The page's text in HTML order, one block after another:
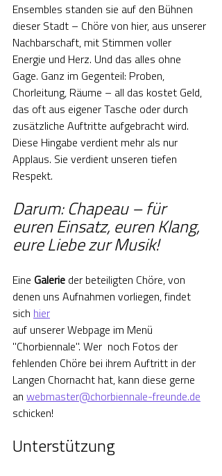
Ensembles standen sie auf den Bühnen
dieser Stadt – Chöre von hier, aus unserer
Nachbarschaft, mit Stimmen voller
Energie und Herz. Und das alles ohne
Gage. Ganz im Gegenteil: Proben,
Chorleitung, Räume – all das kostet Geld,
das oft aus eigener Tasche oder durch
zusätzliche Auftritte aufgebracht wird.
Diese Hingabe verdient mehr als nur
Applaus. Sie verdient unseren tiefen
Respekt.
Darum: Chapeau – für
euren Einsatz, euren Klang,
eure Liebe zur Musik!
Eine Galerie der beteiligten Chöre, von
denen uns Aufnahmen vorliegen, findet
sich hier
auf unserer Webpage im Menü
"Chorbiennale". Wer  noch Fotos der
fehlenden Chöre bei ihrem Auftritt in der
Langen Chornacht hat, kann diese gerne
an webmaster@chorbiennale-freunde.de
schicken!
Unterstützung